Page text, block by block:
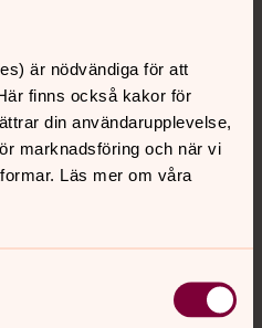
är nödvändiga för att
finns också kakor för
din användarupplevelse,
marknadsföring och när vi
Läs mer om våra